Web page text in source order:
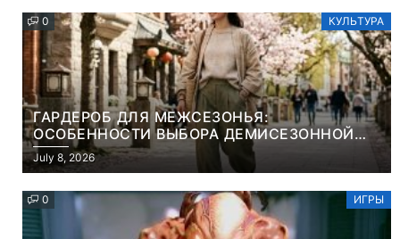
0 КУЛЬТУРА
ГАРДЕРОБ ДЛЯ МЕЖСЕЗОНЬЯ:
ОСОБЕННОСТИ ВЫБОРА ДЕМИСЕЗОННОЙ
ПАРКИ И ЭЛЕГАНТНОГО ЖЕНСКОГО ПЛАЩА
July 8, 2026
0 ИГРЫ